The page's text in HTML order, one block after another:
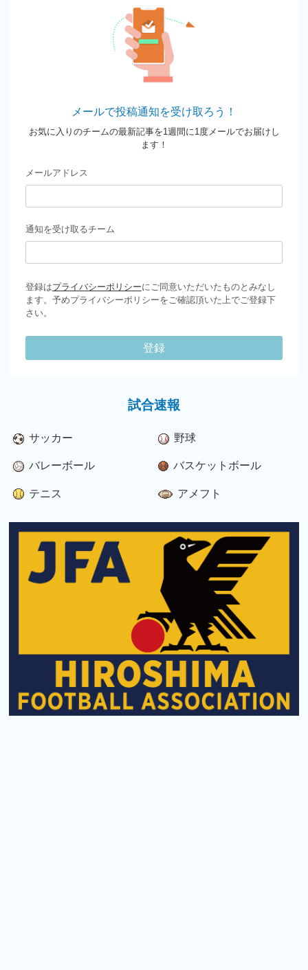
メールで投稿通知を受け取ろう！
お気に入りのチームの最新記事を1週間に1度メールでお届けし
ます！
メールアドレス
通知を受け取るチーム
登録はプライバシーポリシーにご同意いただいたものとみなし
ます。予めプライバシーポリシーをご確認頂いた上でご登録下
さい。
登録
試合速報
サッカー 野球
バレーボール バスケットボール
テニス アメフト